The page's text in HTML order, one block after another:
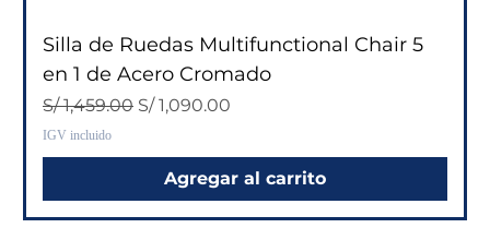
Silla de Ruedas Multifunctional Chair 5
en 1 de Acero Cromado
Precio
S/ 1,459.00 Precio de oferta
S/ 1,090.00
IGV incluido
Agregar al carrito